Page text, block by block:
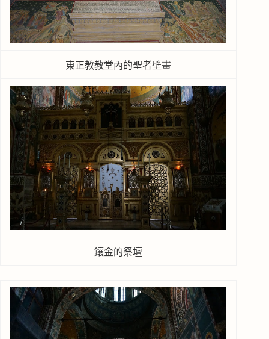
東正教教堂內的聖者壁畫
鑲金的祭壇